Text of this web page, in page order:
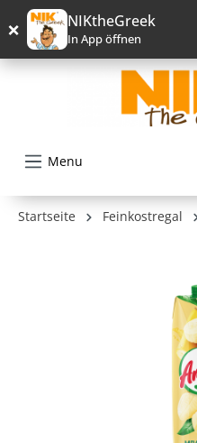
springen
× NIKtheGreek
In App öffnen
Menu
Startseite Feinkostregal